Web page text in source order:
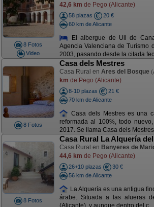
8 Fotos
Video
42,6 km de Pego (Alicante)
58 plazas
20 €
60 km de Alicante
El albergue de Ull de
Agencia Valenciana de Turismo
2003, pasando desde la citada
8 Fotos
Casa dels Mestres
Casa Rural en Ares del Bosque
km de Pego (Alicante)
8-10 plazas
21 €
70 km de Alicante
Casa dels Mestres es una
reformada al 100%, todo
2017. Se llama Casa dels
8 Fotos
Casa Rural La Alquería
Casa Rural en Banyeres de
44,6 km de Pego (Alicante)
26+10 plazas
30 €
56 km de Alicante
La Alquería es una antigua
árabe. Situada a las afueras